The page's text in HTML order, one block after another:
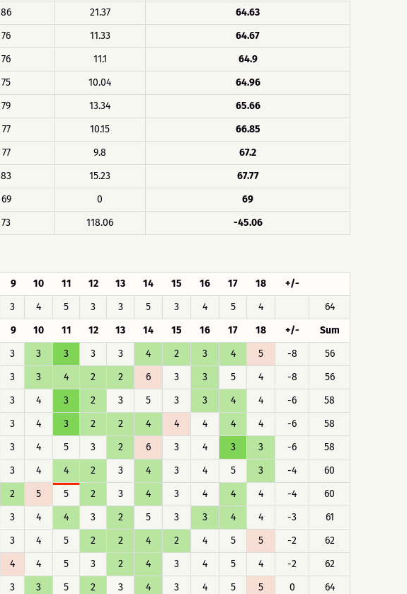
86 21.37
64.63
76 11.33
64.67
76 11.1
64.9
75 10.04
64.96
79 13.34
65.66
77 10.15
66.85
77 9.8
67.2
83 15.23
67.77
69 0
69
73 118.06 -45.06
9 10 11 12 13 14 15 16 17 18
+/-
3 4 5 3 3 5 3 4 5 4
64
9 10 11 12 13 14 15 16 17 18 +/-
Sum
3 3 3 3 3 4 2 3 4 5 -8
56
3 3 4 2 2 6 3 3 5 4 -8
56
3 4 3 2 3 5 3 3 4 4 -6
58
3 4 3 2 2 4 4 4 4 4 -6
58
3 4 5 3 2 6 3 4 3 3 -6
58
3 4 4 2 3 4 3 4 5 3 -4
60
2 5 5 2 3 4 3 4 4 4 -4
60
3 4 4 3 2 5 3 3 4 4 -3
61
3 4 5 2 2 4 2 4 5 5 -2
62
4 4 5 3 2 4 3 4 5 4 -2
62
3 3 5 2 3 4 3 4 5 5 0
64